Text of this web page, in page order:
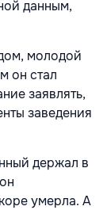
данным,
молодой
он стал
заявлять,
заведения
держал в
умерла. А